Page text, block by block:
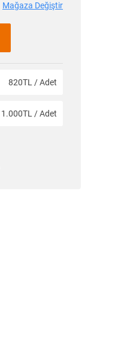
Mağaza Değiştir
820TL / Adet
1.000TL / Adet